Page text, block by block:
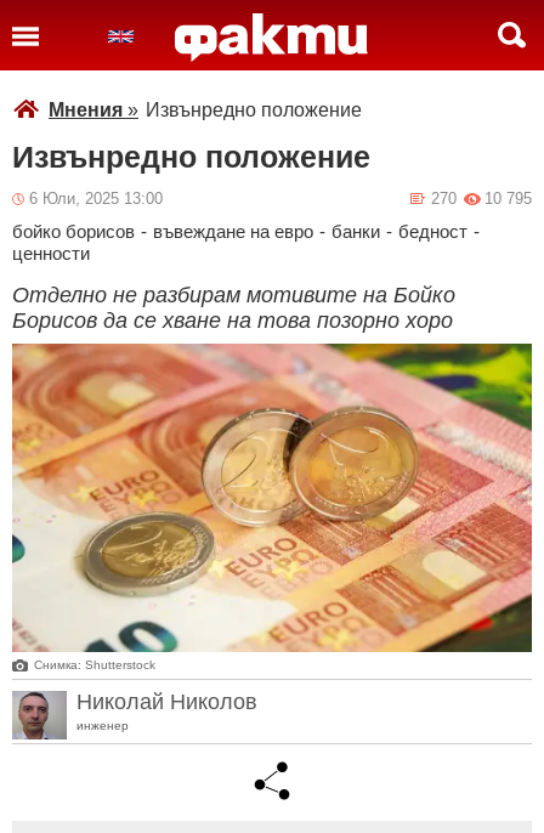
Мнения » Извънредно положение
Извънредно положение
6 Юли, 2025 13:00 10 795
270
бойко борисов - въвеждане на евро - банки - бедност -
ценности
Отделно не разбирам мотивите на Бойко
Борисов да се хване на това позорно хоро
Снимка: Shutterstock
Николай Николов
инженер